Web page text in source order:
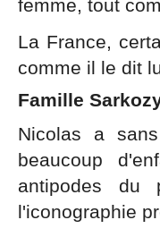
femme, tout
La France,
comme il le dit
Famille
Nicolas a
beaucoup
antipodes
l'iconographie